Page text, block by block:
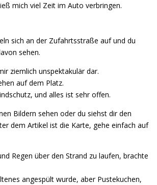
mich viel Zeit im Auto verbringen.
sich an der Zufahrtsstraße auf und du
sehen.
ziemlich unspektakulär dar.
auf dem Platz.
und alles ist sehr offen.
Bildern sehen oder du siehst dir den
dem Artikel ist die Karte, gehe einfach auf
Regen über den Strand zu laufen, brachte
angespült wurde, aber Pustekuchen,